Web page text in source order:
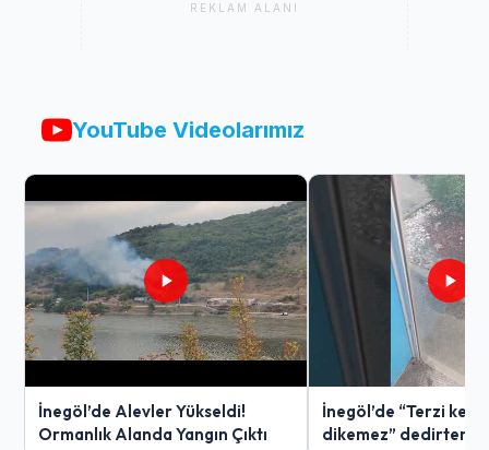
REKLAM ALANI
YouTube Videolarımız
İnegöl’de Alevler Yükseldi!
Ormanlık Alanda Yangın Çıktı
İnegöl’de “Terzi
dikemez” dedirten